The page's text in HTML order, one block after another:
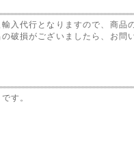
入代行となりますので、商品
破損がございましたら、お問
す。